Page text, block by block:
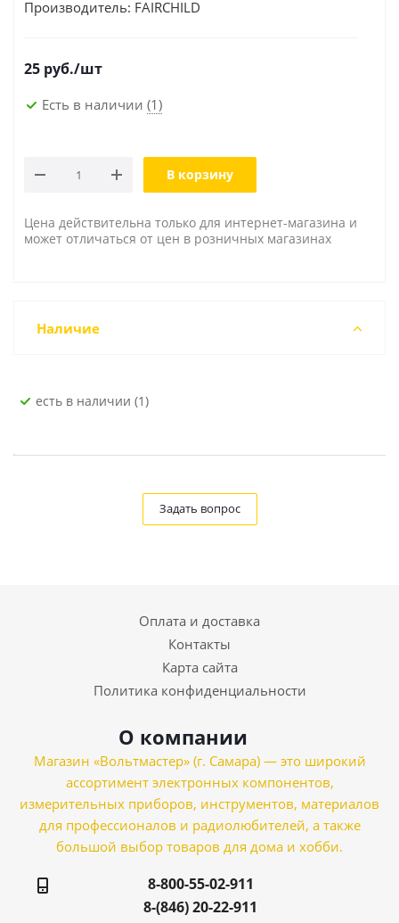
Производитель: FAIRCHILD
25 руб./шт
Есть в наличии (1)
В корзину
Цена действительна только для интернет-магазина и
может отличаться от цен в розничных магазинах
Наличие
Есть в наличии (1)
Задать вопрос
Оплата и доставка
Контакты
Карта сайта
Политика конфиденциальности
О компании
Магазин «Вольтмастер» (г. Самара) — это широкий
ассортимент электронных компонентов,
измерительных приборов, инструментов, материалов
для профессионалов и радиолюбителей, а также
большой выбор товаров для дома и хобби.
8-800-55-02-911
8-(846) 20-22-911